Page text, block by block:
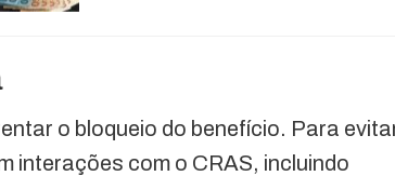
o bloqueio do benefício. Para
interações com o CRAS, incluindo